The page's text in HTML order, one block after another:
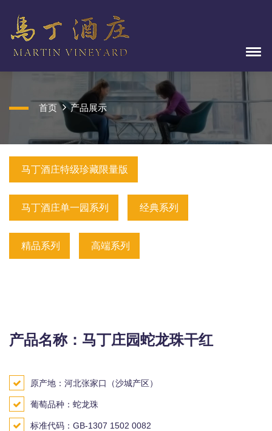
首页 产品展示
马丁酒庄特级珍藏限量版
马丁酒庄单一园系列 经典系列
精品系列 高端系列
产品名称：马丁庄园蛇龙珠干红
原产地：河北张家口（沙城产区）
葡萄品种：蛇龙珠
标准代码：GB-1307 1502 0082